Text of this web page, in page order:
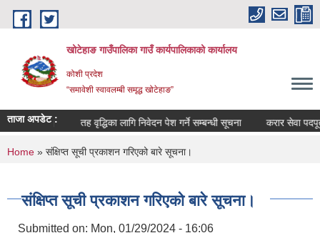
Skip to main content
खोटेहाङ गाउँपालिका गाउँ कार्यपालिकाको कार्यालय
कोशी प्रदेश
“समावेशी स्वावलम्बी समृद्ध खोटेहाङ”
ताजा अपडेट :
सूचना । तह वृद्धिका लागि निवेदन पेश गर्ने सम्बन्धी सूचना करार सेवा पदपूर्ती
You are here
Home » संक्षिप्त सूची प्रकाशन गरि‍एको बारे सूचना।
संक्षिप्त सूची प्रकाशन गरि‍एको बारे सूचना।
Submitted on: Mon, 01/29/2024 - 16:06